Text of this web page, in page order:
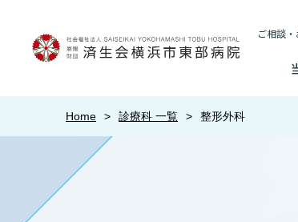
ご相談
基本情報
院長あいさつ
外来について
初診の方へ
医療連携センターについて
患者さんのご紹介方法
当院のご紹介
基本情報
Home 診療科 一覧 整形外科